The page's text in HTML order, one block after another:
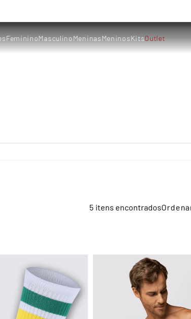
FemininoMasculinoMeninasMeninosKitsOutlet
5